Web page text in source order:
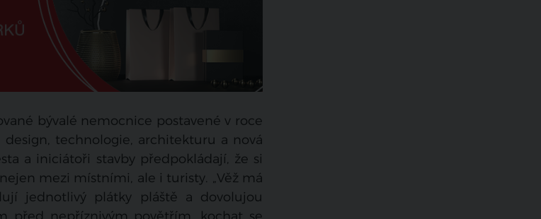
bývalé nemocnice postavené v roce
technologie, architekturu a nová
a iniciátoři stavby předpokládají, že si
mezi místními, ale i turisty. „Věž má
jednotlivý plátky pláště a dovolujou